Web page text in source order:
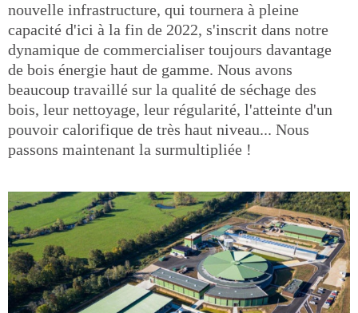
nouvelle infrastructure, qui tournera à pleine
capacité d'ici à la fin de 2022, s'inscrit dans notre
dynamique de commercialiser toujours davantage
de bois énergie haut de gamme. Nous avons
beaucoup travaillé sur la qualité de séchage des
bois, leur nettoyage, leur régularité, l'atteinte d'un
pouvoir calorifique de très haut niveau... Nous
passons maintenant la surmultipliée !